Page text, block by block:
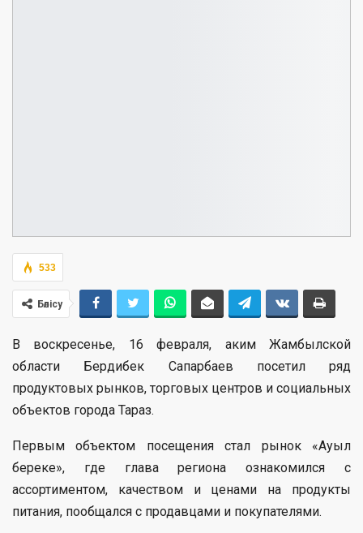
533
Бөлісу
В воскресенье, 16 февраля, аким Жамбылской
области Бердибек Сапарбаев посетил ряд
продуктовых рынков, торговых центров и социальных
объектов города Тараз.
Первым объектом посещения стал рынок «Ауыл
береке», где глава региона ознакомился с
ассортиментом, качеством и ценами на продукты
питания, пообщался с продавцами и покупателями.